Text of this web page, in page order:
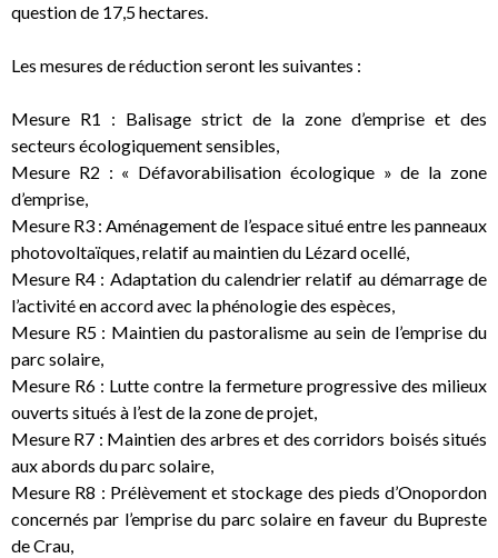
question de 17,5 hectares.
Les mesures de réduction seront les suivantes :
Mesure R1 : Balisage strict de la zone d’emprise et des
secteurs écologiquement sensibles,
Mesure R2 : « Défavorabilisation écologique » de la zone
d’emprise,
Mesure R3 : Aménagement de l’espace situé entre les panneaux
photovoltaïques, relatif au maintien du Lézard ocellé,
Mesure R4 : Adaptation du calendrier relatif au démarrage de
l’activité en accord avec la phénologie des espèces,
Mesure R5 : Maintien du pastoralisme au sein de l’emprise du
parc solaire,
Mesure R6 : Lutte contre la fermeture progressive des milieux
ouverts situés à l’est de la zone de projet,
Mesure R7 : Maintien des arbres et des corridors boisés situés
aux abords du parc solaire,
Mesure R8 : Prélèvement et stockage des pieds d’Onopordon
concernés par l’emprise du parc solaire en faveur du Bupreste
de Crau,